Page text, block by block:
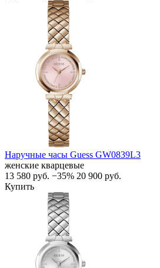
Наручные часы Guess GW0839L3
женские кварцевые
13 580 руб. −35% 20 900 руб.
Купить